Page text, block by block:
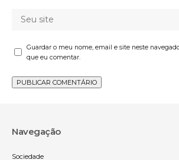
Guardar o meu nome, email e site neste
que eu comentar.
Navegação
Sociedade